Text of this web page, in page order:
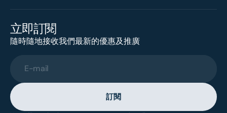
立即訂閱
隨時隨地接收我們最新的優惠及推廣
E-mail
訂閱